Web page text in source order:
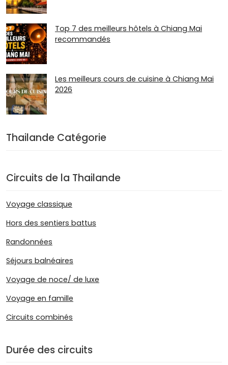
Top 7 des meilleurs hôtels à Chiang Mai
recommandés
Les meilleurs cours de cuisine à Chiang Mai
2026
Thailande Catégorie
Circuits de la Thailande
Voyage classique
Hors des sentiers battus
Randonnées
Séjours balnéaires
Voyage de noce/ de luxe
Voyage en famille
Circuits combinés
Durée des circuits